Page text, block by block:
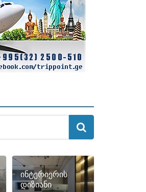
ინტერიერის
დიზიანი